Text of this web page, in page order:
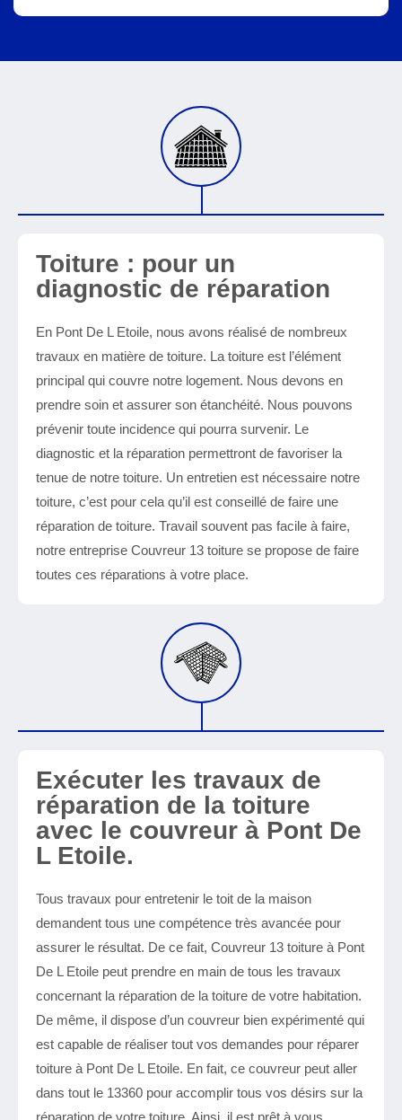
Toiture : pour un
diagnostic de réparation
En Pont De L Etoile, nous avons réalisé de nombreux
travaux en matière de toiture. La toiture est l’élément
principal qui couvre notre logement. Nous devons en
prendre soin et assurer son étanchéité. Nous pouvons
prévenir toute incidence qui pourra survenir. Le
diagnostic et la réparation permettront de favoriser la
tenue de notre toiture. Un entretien est nécessaire notre
toiture, c’est pour cela qu’il est conseillé de faire une
réparation de toiture. Travail souvent pas facile à faire,
notre entreprise Couvreur 13 toiture se propose de faire
toutes ces réparations à votre place.
Exécuter les travaux de
réparation de la toiture
avec le couvreur à Pont De
L Etoile.
Tous travaux pour entretenir le toit de la maison
demandent tous une compétence très avancée pour
assurer le résultat. De ce fait, Couvreur 13 toiture à Pont
De L Etoile peut prendre en main de tous les travaux
concernant la réparation de la toiture de votre habitation.
De même, il dispose d’un couvreur bien expérimenté qui
est capable de réaliser tout vos demandes pour réparer
toiture à Pont De L Etoile. En fait, ce couvreur peut aller
dans tout le 13360 pour accomplir tous vos désirs sur la
réparation de votre toiture. Ainsi, il est prêt à vous